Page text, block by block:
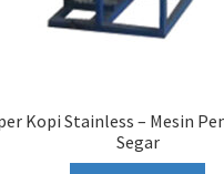
Kopi Stainless – Mesin
Segar